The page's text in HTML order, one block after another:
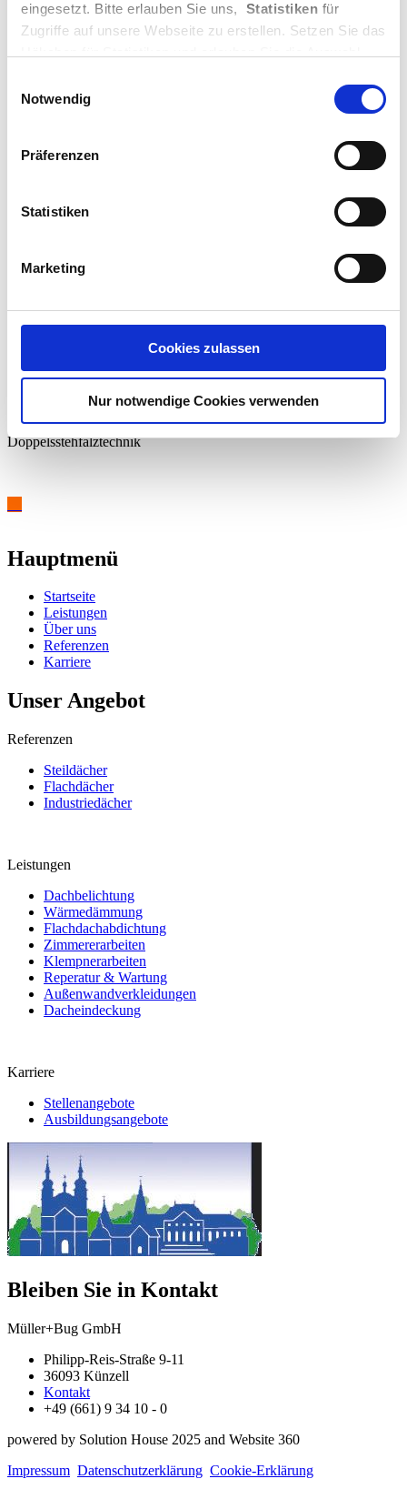
eingesetzt. Bitte erlauben Sie uns, Statistiken für
Zugriffe auf unsere Webseite zu erstellen. Setzen Sie das
Unterstützung.
Notwendig
Präferenzen
Statistiken
Marketing
Cookies zulassen
Nur notwendige Cookies verwenden
Hotel am Dom, Fulda; Eindeckung der Dachgauben in
Wohnhaus in Fulda; Dachkonstruktion aus Titanzink in
Doppelsstehfalztechnik
Hauptmenü
Startseite
Leistungen
Über uns
Referenzen
Karriere
Unser Angebot
Referenzen
Steildächer
Flachdächer
Industriedächer
Leistungen
Dachbelichtung
Wärmedämmung
Flachdachabdichtung
Zimmererarbeiten
Klempnerarbeiten
Reperatur & Wartung
Außenwandverkleidungen
Dacheindeckung
Karriere
Stellenangebote
Ausbildungsangebote
Bleiben Sie in Kontakt
Müller+Bug GmbH
Philipp-Reis-Straße 9-11
36093 Künzell
Kontakt
+49 (661) 9 34 10 - 0
powered by Solution House 2025 and Website 360
Impressum Datenschutzerklärung Cookie-Erklärung